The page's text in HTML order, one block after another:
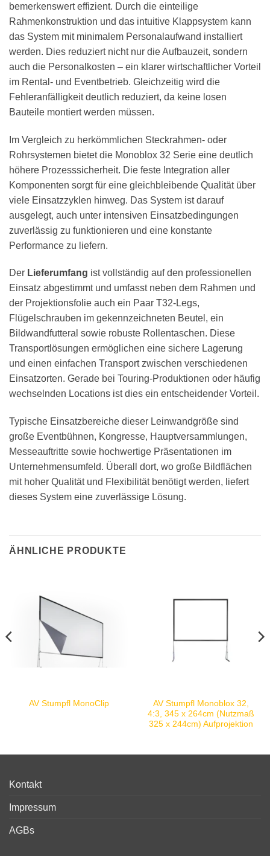
bemerkenswert effizient. Durch die einteilige
Rahmenkonstruktion und das intuitive Klappsystem kann
das System mit minimalem Personalaufwand installiert
werden. Dies reduziert nicht nur die Aufbauzeit, sondern
auch die Personalkosten – ein klarer wirtschaftlicher Vorteil
im Rental- und Eventbetrieb. Gleichzeitig wird die
Fehleranfälligkeit deutlich reduziert, da keine losen
Bauteile montiert werden müssen.
Im Vergleich zu herkömmlichen Steckrahmen- oder
Rohrsystemen bietet die Monoblox 32 Serie eine deutlich
höhere Prozesssicherheit. Die feste Integration aller
Komponenten sorgt für eine gleichbleibende Qualität über
viele Einsatzzyklen hinweg. Das System ist darauf
ausgelegt, auch unter intensiven Einsatzbedingungen
zuverlässig zu funktionieren und eine konstante
Performance zu liefern.
Der Lieferumfang ist vollständig auf den professionellen
Einsatz abgestimmt und umfasst neben dem Rahmen und
der Projektionsfolie auch ein Paar T32-Legs,
Flügelschrauben im gekennzeichneten Beutel, ein
Bildwandfutteral sowie robuste Rollentaschen. Diese
Transportlösungen ermöglichen eine sichere Lagerung
und einen einfachen Transport zwischen verschiedenen
Einsatzorten. Gerade bei Touring-Produktionen oder häufig
wechselnden Locations ist dies ein entscheidender Vorteil.
Typische Einsatzbereiche dieser Leinwandgröße sind
große Eventbühnen, Kongresse, Hauptversammlungen,
Messeauftritte sowie hochwertige Präsentationen im
Unternehmensumfeld. Überall dort, wo große Bildflächen
mit hoher Qualität und Flexibilität benötigt werden, liefert
dieses System eine zuverlässige Lösung.
ÄHNLICHE PRODUKTE
AV Stumpfl MonoClip
AV Stumpfl Monoblox 32,
4:3, 345 x 264cm (Nutzmaß
325 x 244cm) Aufprojektion
Kontakt
Impressum
AGBs